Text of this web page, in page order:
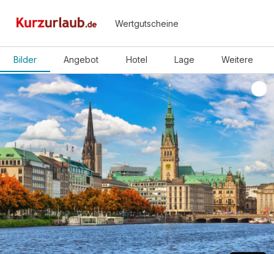
Wertgutscheine
Bilder Angebot Hotel Lage Weitere